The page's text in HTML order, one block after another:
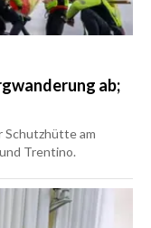
ab;
Schutzhütte am
Trentino.